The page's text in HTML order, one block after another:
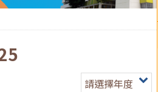
請選擇年度